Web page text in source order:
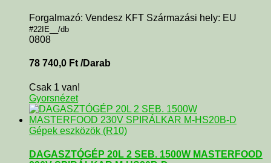
Forgalmazó: Vendesz KFT Származási hely: EU
#22IE__/db
0808
78 740,0 Ft /Darab
Csak 1 van!
Gyorsnézet
Gépek eszközök (R10)
DAGASZTÓGÉP 20L 2 SEB. 1500W MASTERFOOD